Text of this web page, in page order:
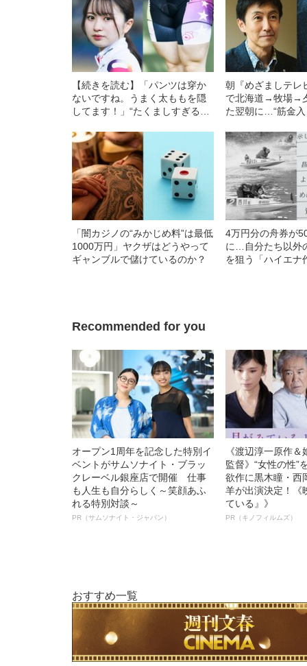
【続きを読む】「パンツは穿か
ないですね。うまく太ももを隠
してます！」“たくましすぎる太
内桜雪（19）が明かす生活にお
ける“意外な困難”とは
朝『めざましテ
で北海道→牧場→
た翌朝に…“筋金
「闇カジノの“みかじめ料”は最低
1000万円」ヤクザはどうやって
ギャンブルで儲けているのか？
4万円分の舟券が
に…自分たち以外
を狙う「ハイエナ
Recommended for you
オープン1周年を記念した特別イ
ベントがサムソナイト・ブラッ
クレーベル銀座店で開催 仕事
も人生も自分らしく～笑顔あふ
れる特別対談～
PR（サムソナイト・ジャパン）
《渡辺淳一原作
監督》“女性の性”
欲作に黒木瞳・西
羊が出演決定！《
ている』》
PR（キノフィルムズ）
おすすめ一覧